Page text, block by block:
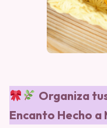
Organiza
Encanto Hecho a